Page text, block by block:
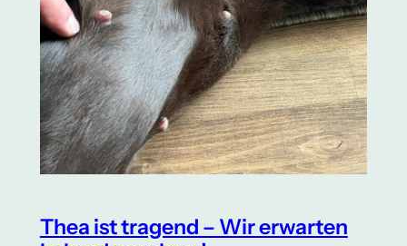
Thea ist tragend – Wir erwarten